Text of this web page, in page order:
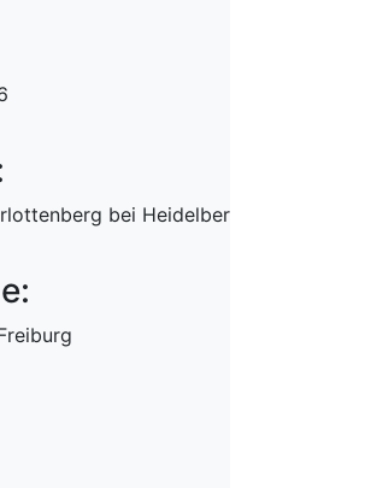
bei Heidelberg